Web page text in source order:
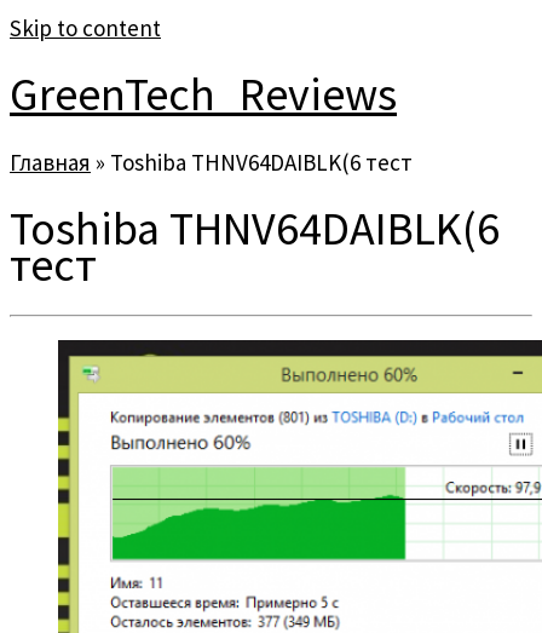
Skip to content
GreenTech_Reviews
Главная » Toshiba THNV64DAIBLK(6 тест
Toshiba THNV64DAIBLK(6
тест